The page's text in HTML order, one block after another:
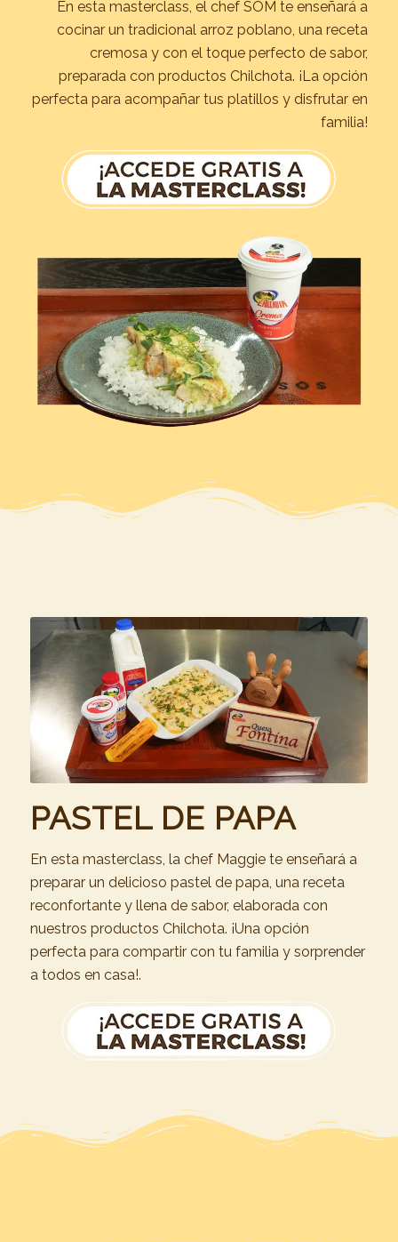
En esta masterclass, el chef SOM te enseñará a
cocinar un tradicional arroz poblano, una receta
cremosa y con el toque perfecto de sabor,
preparada con productos Chilchota. ¡La opción
perfecta para acompañar tus platillos y disfrutar en
familia!
PASTEL DE PAPA
En esta masterclass, la chef Maggie te enseñará a
preparar un delicioso pastel de papa, una receta
reconfortante y llena de sabor, elaborada con
nuestros productos Chilchota. ¡Una opción
perfecta para compartir con tu familia y sorprender
a todos en casa!.